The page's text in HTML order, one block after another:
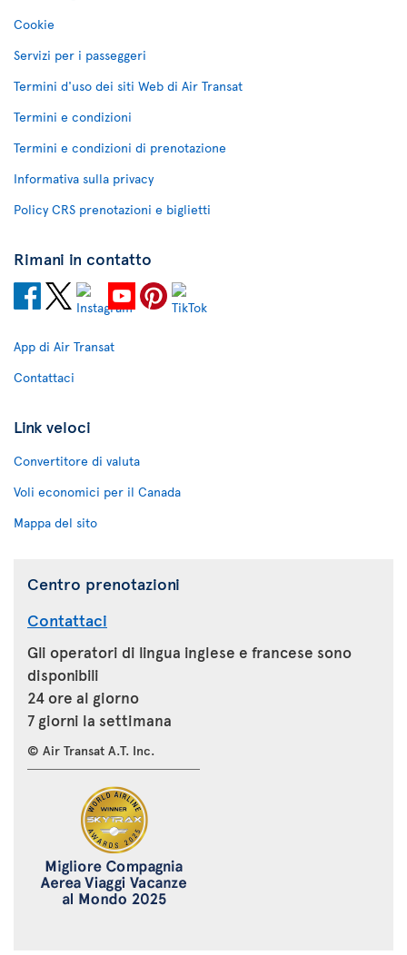
Cookie
Servizi per i passeggeri
Termini d'uso dei siti Web di Air Transat
Termini e condizioni
Termini e condizioni di prenotazione
Informativa sulla privacy
Policy CRS prenotazioni e biglietti
Rimani in contatto
App di Air Transat
Contattaci
Link veloci
Convertitore di valuta
Voli economici per il Canada
Mappa del sito
Centro prenotazioni
Contattaci
Gli operatori di lingua inglese e francese sono
disponibili
24 ore al giorno
7 giorni la settimana
© Air Transat A.T. Inc.